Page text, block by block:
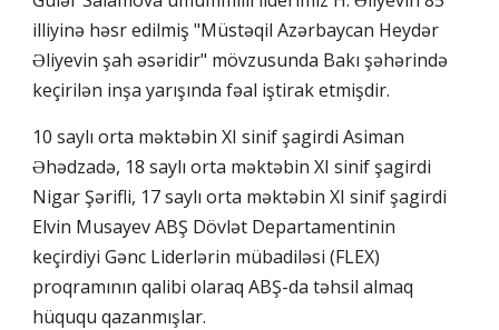
illiyinə həsr edilmiş "Müstəqil Azərbaycan Heydər
Əliyevin şah əsəridir" mövzusunda Bakı şəhərində
keçirilən inşa yarışında fəal iştirak etmişdir.
10 saylı orta məktəbin XI sinif şagirdi Asiman
Əhədzadə, 18 saylı orta məktəbin XI sinif şagirdi
Nigar Şərifli, 17 saylı orta məktəbin XI sinif şagirdi
Elvin Musayev ABŞ Dövlət Departamentinin
keçirdiyi Gənc Liderlərin mübadiləsi (FLEX)
proqramının qalibi olaraq ABŞ-da təhsil almaq
hüququ qazanmışlar.